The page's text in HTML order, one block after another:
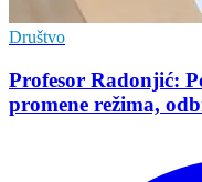
Društvo
Profesor Radonjić:
promene režima,